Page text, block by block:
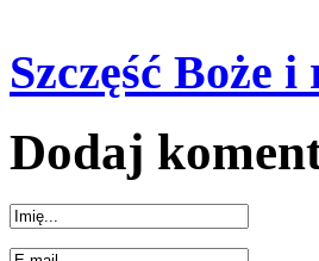
Szczęść Boże
Dodaj